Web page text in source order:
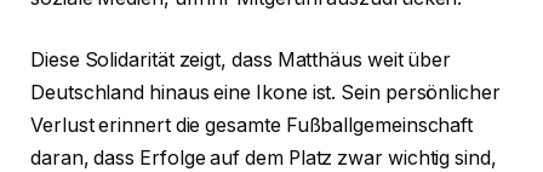
Diese Solidarität zeigt, dass Matthäus weit über
Deutschland hinaus eine Ikone ist. Sein persönlicher
Verlust erinnert die gesamte Fußballgemeinschaft
daran, dass Erfolge auf dem Platz zwar wichtig sind,